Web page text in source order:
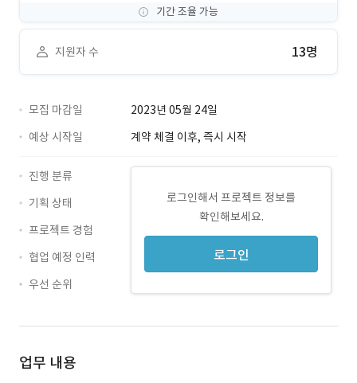
기간 조율 가능
지원자 수 13명
모집 마감일
2023년 05월 24일
예상 시작일
계약 체결 이후, 즉시 시작
로그인해서 프로젝트 정보를
확인해보세요.
로그인
진행 분류
기획 상태
프로젝트 경험
협업 예정 인력
우선 순위
업무 내용